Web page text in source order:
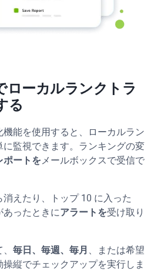
ローカルランクトラ
る
機能を使用すると、ローカルラン
監視できます。ランキングの変
ポートをメールボックスで受信で
えたり、トップ 10 に入った
あったときにアラートを受け取り
毎日、毎週、毎月 、または希望
縦でチェックアップを実行しま